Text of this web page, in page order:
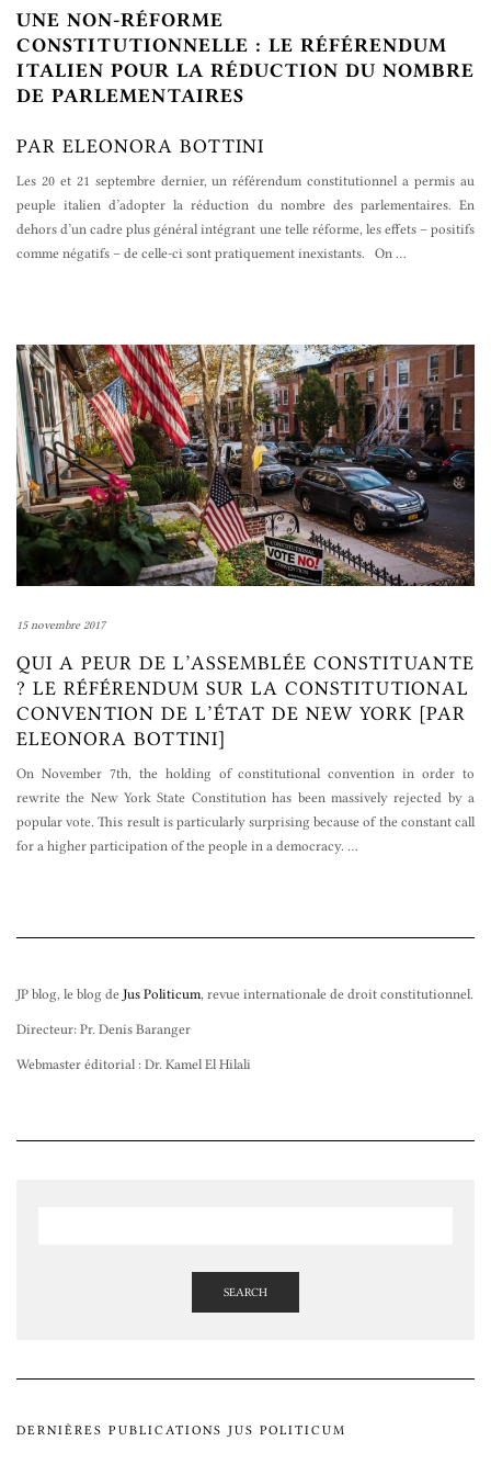
UNE NON-RÉFORME
CONSTITUTIONNELLE : LE RÉFÉRENDUM
ITALIEN POUR LA RÉDUCTION DU NOMBRE
DE PARLEMENTAIRES
PAR ELEONORA BOTTINI
Les 20 et 21 septembre dernier, un référendum constitutionnel a permis au
peuple italien d’adopter la réduction du nombre des parlementaires. En
dehors d’un cadre plus général intégrant une telle réforme, les effets – positifs
comme négatifs – de celle-ci sont pratiquement inexistants. On …
15 novembre 2017
QUI A PEUR DE L’ASSEMBLÉE CONSTITUANTE
? LE RÉFÉRENDUM SUR LA CONSTITUTIONAL
CONVENTION DE L’ÉTAT DE NEW YORK [PAR
ELEONORA BOTTINI]
On November 7th, the holding of constitutional convention in order to
rewrite the New York State Constitution has been massively rejected by a
popular vote. This result is particularly surprising because of the constant call
for a higher participation of the people in a democracy. …
JP blog, le blog de Jus Politicum, revue internationale de droit constitutionnel.
Directeur: Pr. Denis Baranger
Webmaster éditorial : Dr. Kamel El Hilali
SEARCH
DERNIÈRES PUBLICATIONS JUS POLITICUM